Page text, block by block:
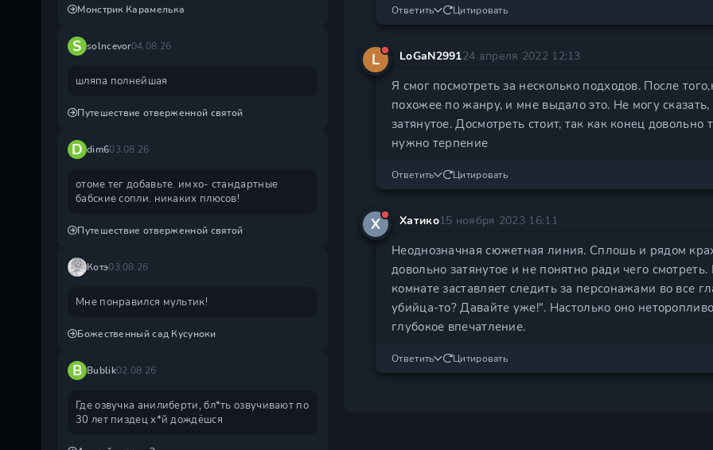
Ответить Цитировать
L LoGaN299124 апреля 2022 12:13
Я смог посмотреть за несколько подходов. После
похожее по жанру, и мне выдало это. Не могу
затянутое. Досмотреть стоит, так как конец
нужно терпение
Ответить Цитировать
Х Хатико15 ноября 2023 16:11
Неоднозначная сюжетная линия. Сплошь и рядом
довольно затянутое и не понятно ради чего
комнате заставляет следить за персонажами во все
убийца-то? Давайте уже!". Настолько оно
глубокое впечатление.
Ответить Цитировать
Монстрик Карамелька
S solncevor04.08.26
шляпа полнейшая
Путешествие отверженной святой
D dim603.08.26
отоме тег добавьте. имхо- стандартные
бабские сопли. никаких плюсов!
Путешествие отверженной святой
Котэ03.08.26
Мне понравился мультик!
Божественный сад Кусуноки
B Bublik02.08.26
Где озвучка анилиберти, бл*ть озвучивают по
30 лет пиздец х*й дождëшся